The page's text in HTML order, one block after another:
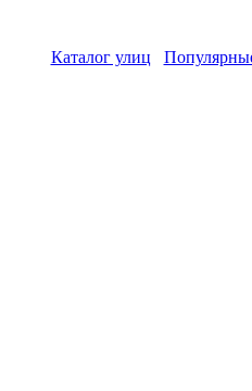
Каталог улиц